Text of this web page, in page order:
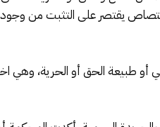
الاختصاص يقتصر على التثبت من
أو طبيعة الحق أو الحرية،